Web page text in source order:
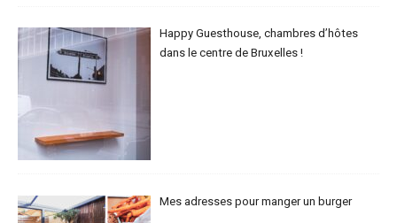
Happy Guesthouse, chambres d’hôtes
dans le centre de Bruxelles !
Mes adresses pour manger un burger